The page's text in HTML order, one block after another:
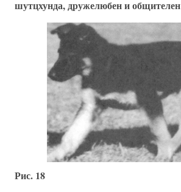
шутцхунда, дружелюбен и общителен
Рис. 18